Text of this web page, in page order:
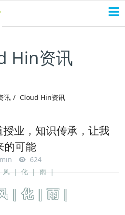
Hin资讯
讯 Cloud Hin资讯
业，知识传承，让我
的可能
624
|化|雨|
|化|雨|